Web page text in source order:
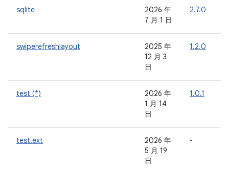
sqlite
2026 年
7 月 1 日
2.7.0
swiperefreshlayout
2025 年
12 月 3
日
1.2.0
test (*)
2026 年
1 月 14
日
1.0.1
test.ext
2026 年
5 月 19
日
-